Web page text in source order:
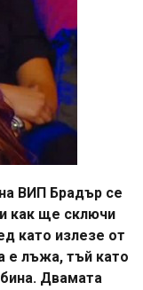
ВИП Брадър се
как ще сключи
като излезе от
е лъжа, тъй като
Двамата